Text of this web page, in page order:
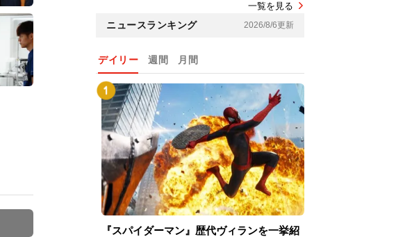
一覧を見る
ニュースランキング 2026/8/6更新
デイリー 週間 月間
『スパイダーマン』歴代ヴィランを一挙紹